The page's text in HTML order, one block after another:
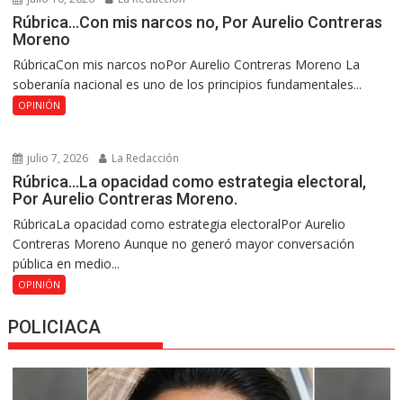
Rúbrica…Con mis narcos no, Por Aurelio Contreras
Moreno
RúbricaCon mis narcos noPor Aurelio Contreras Moreno La
soberanía nacional es uno de los principios fundamentales...
OPINIÓN
julio 7, 2026 La Redacción
Rúbrica…La opacidad como estrategia electoral,
Por Aurelio Contreras Moreno.
RúbricaLa opacidad como estrategia electoralPor Aurelio
Contreras Moreno Aunque no generó mayor conversación
pública en medio...
OPINIÓN
POLICIACA